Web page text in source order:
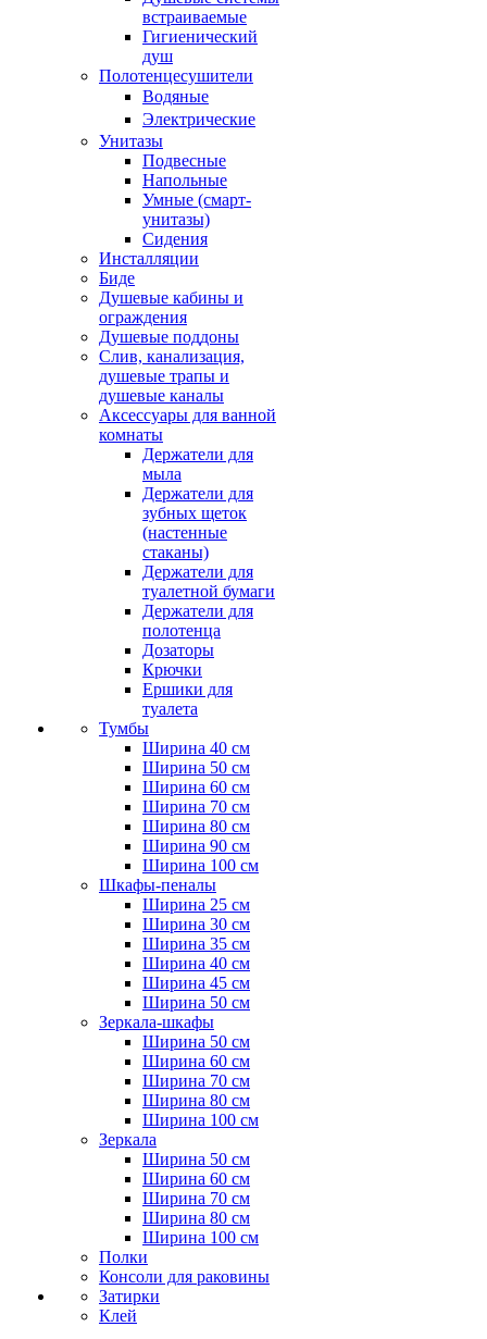
встраиваемые
Гигиенический
душ
Полотенцесушители
ㅤВодяные
ㅤЭлектрические
Унитазы
Подвесные
Напольные
Умные (смарт-
унитазы)
Сидения
Инсталляции
Биде
Душевые кабины и
ограждения
Душевые поддоны
Слив, канализация,
душевые трапы и
душевые каналы
Аксессуары для ванной
комнаты
Держатели для
мыла
Держатели для
зубных щеток
(настенные
стаканы)
Держатели для
туалетной бумаги
Держатели для
полотенца
Дозаторы
Крючки
Ершики для
туалета
Тумбы
Ширина 40 см
Ширина 50 см
Ширина 60 см
Ширина 70 см
Ширина 80 см
Ширина 90 см
Ширина 100 см
Шкафы-пеналы
Ширина 25 см
Ширина 30 см
Ширина 35 см
Ширина 40 см
Ширина 45 см
Ширина 50 см
Зеркала-шкафы
Ширина 50 см
Ширина 60 см
Ширина 70 см
Ширина 80 см
Ширина 100 см
Зеркала
Ширина 50 см
Ширина 60 см
Ширина 70 см
Ширина 80 см
Ширина 100 см
Полки
Консоли для раковины
Затирки
Клей